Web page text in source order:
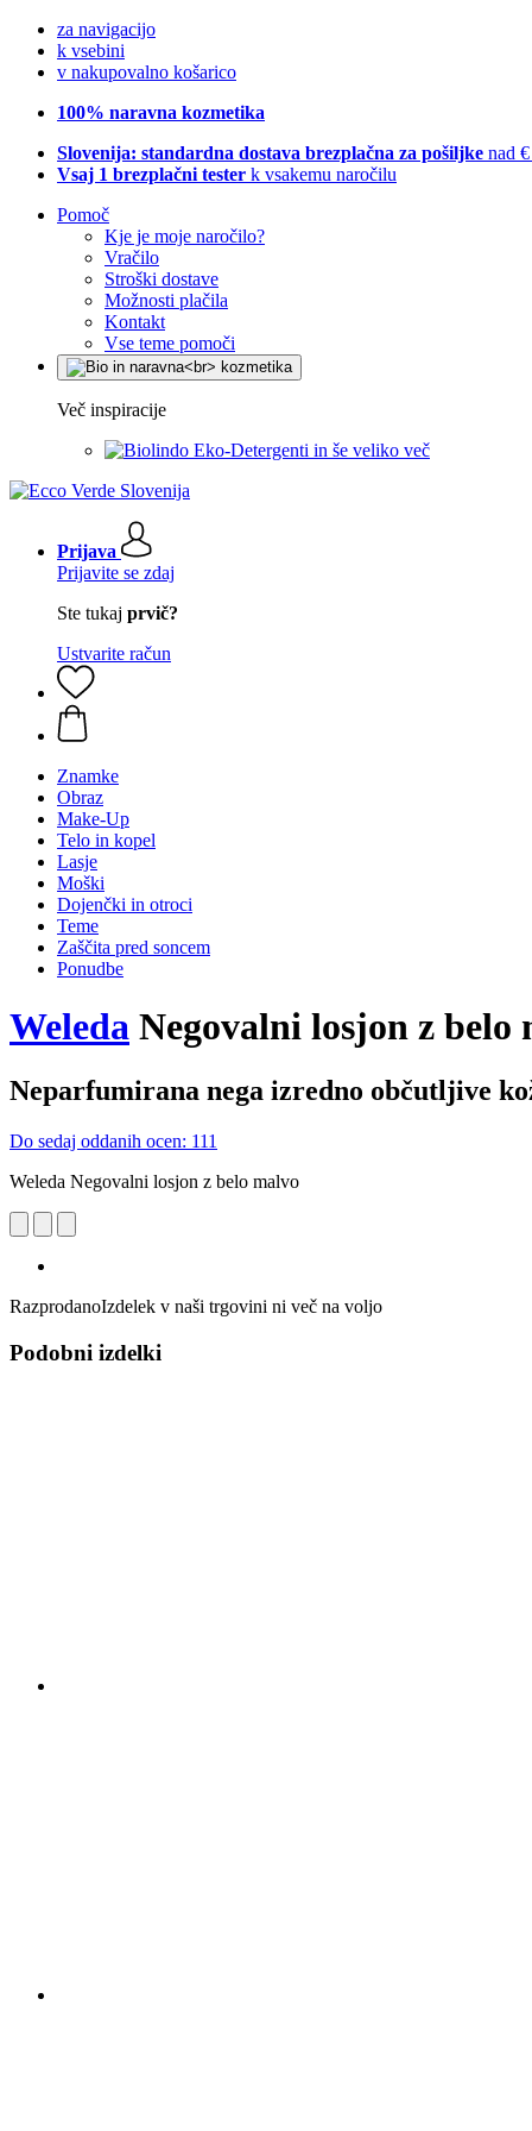
za navigacijo
k vsebini
v nakupovalno košarico
100% naravna kozmetika
Slovenija: standardna dostava brezplačna za pošiljke nad
Vsaj 1 brezplačni tester k vsakemu naročilu
Pomoč
Kje je moje naročilo?
Vračilo
Stroški dostave
Možnosti plačila
Kontakt
Vse teme pomoči
Več inspiracije
Eko-Detergenti in še veliko več
Prijava
Prijavite se zdaj
Ste tukaj prvič?
Ustvarite račun
Znamke
Obraz
Make-Up
Telo in kopel
Lasje
Moški
Dojenčki in otroci
Teme
Zaščita pred soncem
Ponudbe
Weleda Negovalni losjon z belo
Neparfumirana nega izredno občutljive
Do sedaj oddanih ocen: 111
Weleda Negovalni losjon z belo malvo
RazprodanoIzdelek v naši trgovini ni več na voljo
Podobni izdelki